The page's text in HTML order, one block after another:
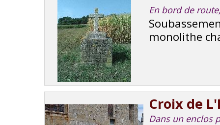
En bord de
monolithe
Croix de
Dans un enclos